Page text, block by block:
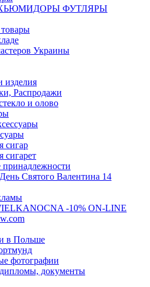
ХЬЮМИДОРЫ ФУТЛЯРЫ
Украины
изделия
Распродажи
и олово
сигар
сигарет
принадлежности
Святого Валентина 14
-10% ON-LINE
в Польше
фотографии
документы